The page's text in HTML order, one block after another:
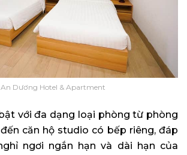
An Dương Hotel & Apartment
với đa dạng loại phòng từ phòng
căn hộ studio có bếp riêng, đáp
ngơi ngắn hạn và dài hạn của